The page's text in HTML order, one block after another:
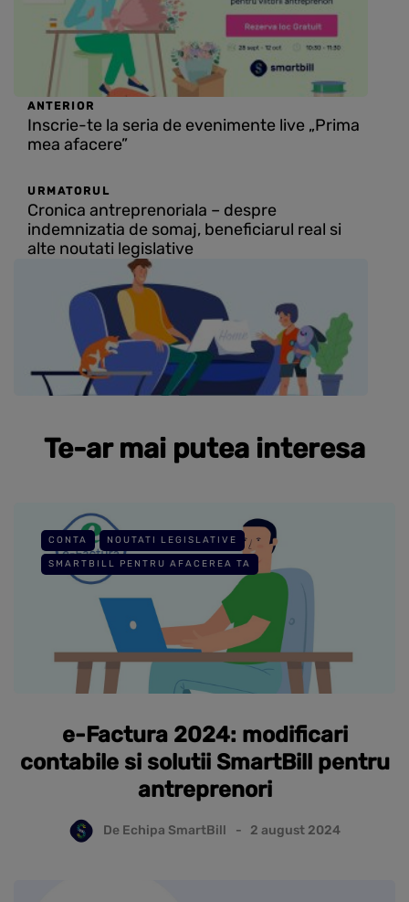
ANTERIOR
Inscrie-te la seria de evenimente live „Prima
mea afacere”
URMATORUL
Cronica antreprenoriala – despre
indemnizatia de somaj, beneficiarul real si
alte noutati legislative
Te-ar mai putea interesa
CONTA NOUTATI LEGISLATIVE
SMARTBILL PENTRU AFACEREA TA
e-Factura 2024: modificari
contabile si solutii SmartBill pentru
antreprenori
De Echipa SmartBill 2 august 2024